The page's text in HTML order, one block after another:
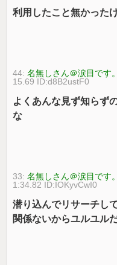
利用したこと無かった
44:名無しさん＠涙目です
15.69 ID:d8B2ustF0
よくあんな見ず知らず
な
33:名無しさん＠涙目です
1:34.82 ID:IOKyvCwI0
潜り込んでリサーチし
関係ないからユルユル